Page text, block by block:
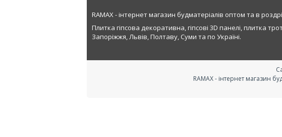
RAMAX - інтернет магазин будматеріалів оптом та в
Плитка гіпсова декоративна, гіпсові 3D панелі, плитка
Запоріжжя, Львів, Полтаву, Суми та по Україні.